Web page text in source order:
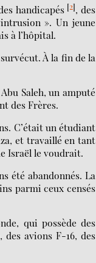
handicapés [2], des
». Un jeune
à l’hôpital.
À la fin de la
Saleh, un amputé
des Frères.
C’était un étudiant
et travaillé en tant
Israël le voudrait.
été abandonnés. La
parmi ceux censés
qui possède des
des avions F-16, des